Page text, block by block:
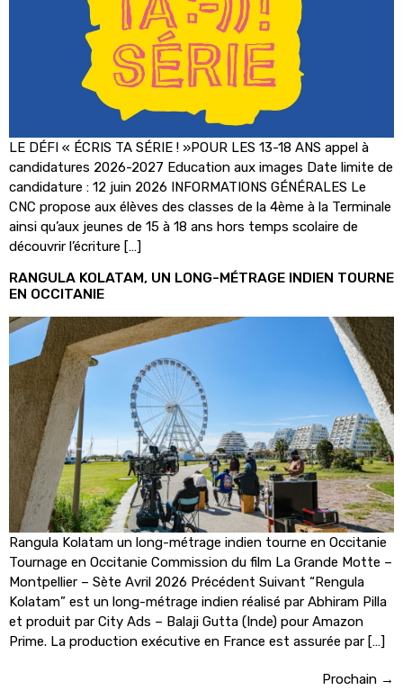
LE DÉFI « ÉCRIS TA SÉRIE ! »POUR LES 13-18 ANS appel à
candidatures 2026-2027 Education aux images Date limite de
candidature : 12 juin 2026 INFORMATIONS GÉNÉRALES Le
CNC propose aux élèves des classes de la 4ème à la Terminale
ainsi qu’aux jeunes de 15 à 18 ans hors temps scolaire de
découvrir l’écriture […]
RANGULA KOLATAM, UN LONG-MÉTRAGE INDIEN TOURNE
EN OCCITANIE
Rangula Kolatam un long-métrage indien tourne en Occitanie
Tournage en Occitanie Commission du film La Grande Motte –
Montpellier – Sète Avril 2026 Précédent Suivant “Rengula
Kolatam” est un long-métrage indien réalisé par Abhiram Pilla
et produit par City Ads – Balaji Gutta (Inde) pour Amazon
Prime. La production exécutive en France est assurée par […]
Prochain →